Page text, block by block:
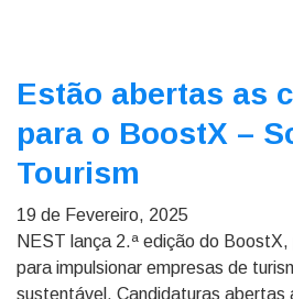
Estão abertas as
para o BoostX –
Tourism
19 de Fevereiro, 2025
NEST lança 2.ª edição do BoostX,
para impulsionar empresas de
sustentável. Candidaturas abertas